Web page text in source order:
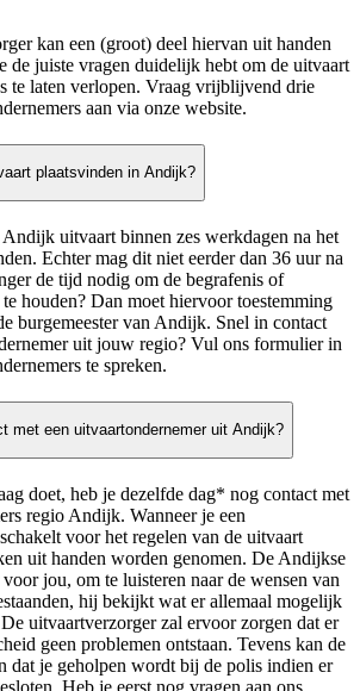
kan een (groot) deel hiervan uit handen
de juiste vragen duidelijk hebt om de uitvaart
te laten verlopen. Vraag vrijblijvend drie
aan via onze website.
plaatsvinden in Andijk?
uitvaart binnen zes werkdagen na het
Echter mag dit niet eerder dan 36 uur na
de tijd nodig om de begrafenis of
houden? Dan moet hiervoor toestemming
burgemeester van Andijk. Snel in contact
uit jouw regio? Vul ons formulier in
te spreken.
met een uitvaartondernemer uit Andijk?
doet, heb je dezelfde dag* nog contact met
regio Andijk. Wanneer je een
voor het regelen van de uitvaart
uit handen worden genomen. De Andijkse
jou, om te luisteren naar de wensen van
hij bekijkt wat er allemaal mogelijk
uitvaartverzorger zal ervoor zorgen dat er
geen problemen ontstaan. Tevens kan de
dat je geholpen wordt bij de polis indien er
Heb je eerst nog vragen aan ons